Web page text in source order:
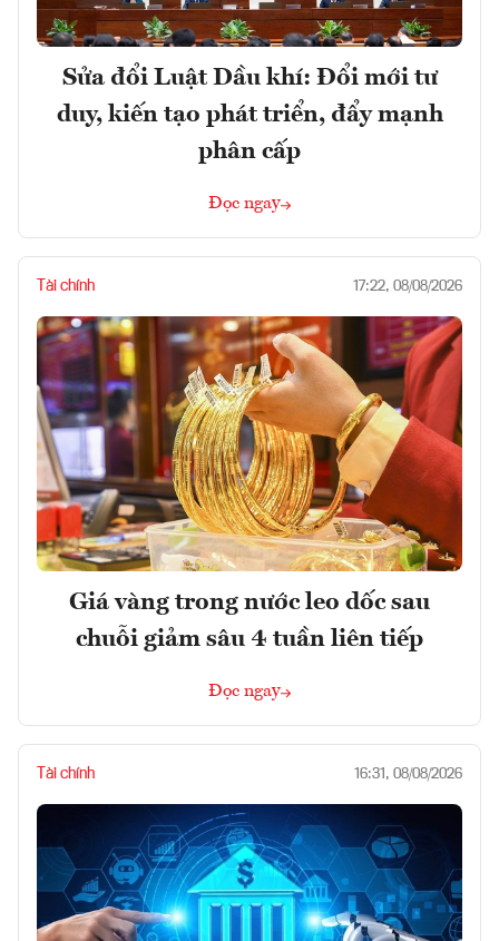
Sửa đổi Luật Dầu khí: Đổi mới tư
duy, kiến tạo phát triển, đẩy mạnh
phân cấp
Đọc ngay
Tài chính 17:22, 08/08/2026
Giá vàng trong nước leo dốc sau
chuỗi giảm sâu 4 tuần liên tiếp
Đọc ngay
Tài chính 16:31, 08/08/2026